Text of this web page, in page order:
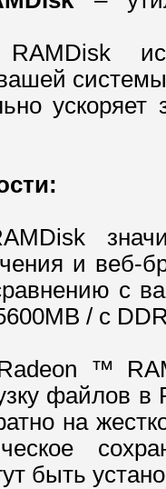
ускоряет
и веб-
с
/ с
™
файлов
на
быть